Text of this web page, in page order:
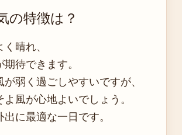
の特徴は？
晴れ、
待できます。
弱く過ごしやすいですが、
風が心地よいでしょう。
に最適な一日です。